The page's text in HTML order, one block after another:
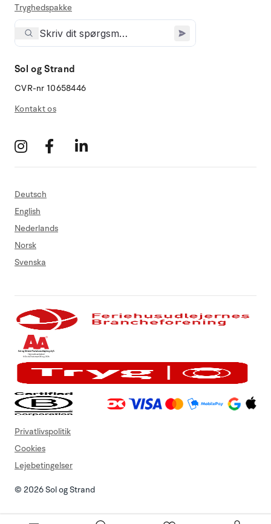
Tryghedspakke
Sol og Strand
CVR-nr 10658446
Kontakt os
Deutsch
English
Nederlands
Norsk
Svenska
© 2026 Sol og Strand
Privatlivspolitik
Cookies
Lejebetingelser